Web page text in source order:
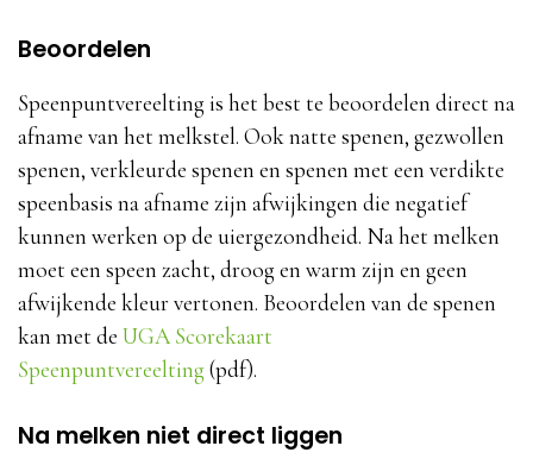
Beoordelen
Speenpuntvereelting is het best te beoordelen direct na
afname van het melkstel. Ook natte spenen, gezwollen
spenen, verkleurde spenen en spenen met een verdikte
speenbasis na afname zijn afwijkingen die negatief
kunnen werken op de uiergezondheid. Na het melken
moet een speen zacht, droog en warm zijn en geen
afwijkende kleur vertonen. Beoordelen van de spenen
kan met de UGA Scorekaart
Speenpuntvereelting (pdf).
Na melken niet direct liggen